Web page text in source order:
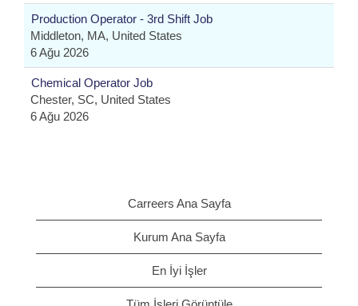
Production Operator - 3rd Shift Job
Middleton, MA, United States
6 Ağu 2026
Chemical Operator Job
Chester, SC, United States
6 Ağu 2026
Carreers Ana Sayfa
Kurum Ana Sayfa
En İyi İşler